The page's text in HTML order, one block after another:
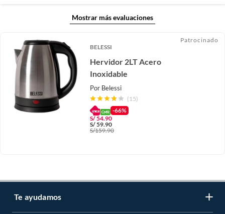
Mostrar más evaluaciones
BELESSI
Hervidor 2LT Acero
Inoxidable
Por Belessi
(15)
-66%
S/54.90
S/59.90
S/159.90
Patrocinado
Te ayudamos